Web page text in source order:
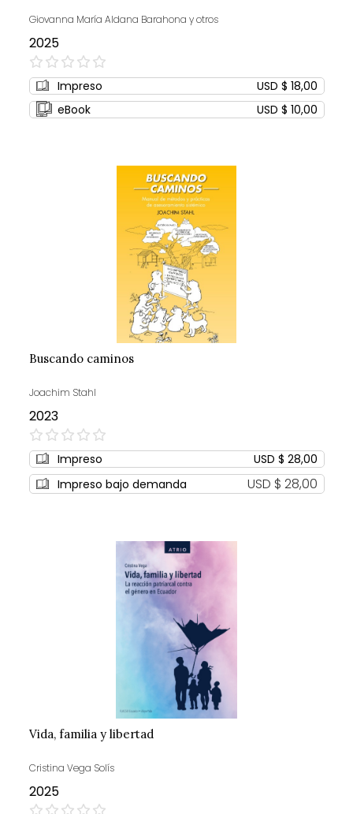
Giovanna María Aldana Barahona y otros
2025
0%
Impreso
USD $ 18,00
eBook
USD $ 10,00
Buscando caminos
Joachim Stahl
2023
0%
Impreso
USD $ 28,00
Impreso bajo demanda
USD $ 28,00
Vida, familia y libertad
Cristina Vega Solís
2025